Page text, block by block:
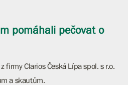
pomáhali pečovat o
firmy Clarios Česká Lípa spol. s r.o.
a skautům.